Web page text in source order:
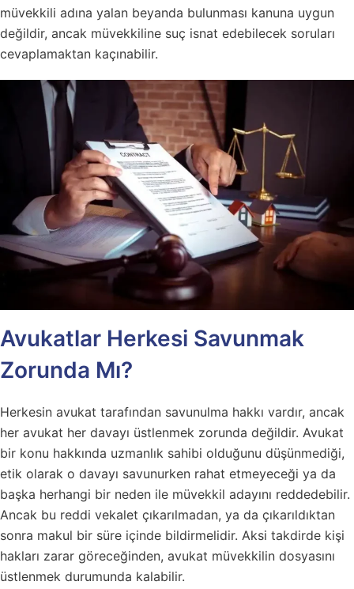
müvekkili adına yalan beyanda bulunması kanuna uygun
değildir, ancak müvekkiline suç isnat edebilecek soruları
cevaplamaktan kaçınabilir.
Avukatlar Herkesi Savunmak
Zorunda Mı?
Herkesin avukat tarafından savunulma hakkı vardır, ancak
her avukat her davayı üstlenmek zorunda değildir. Avukat
bir konu hakkında uzmanlık sahibi olduğunu düşünmediği,
etik olarak o davayı savunurken rahat etmeyeceği ya da
başka herhangi bir neden ile müvekkil adayını reddedebilir.
Ancak bu reddi vekalet çıkarılmadan, ya da çıkarıldıktan
sonra makul bir süre içinde bildirmelidir. Aksi takdirde kişi
hakları zarar göreceğinden, avukat müvekkilin dosyasını
üstlenmek durumunda kalabilir.